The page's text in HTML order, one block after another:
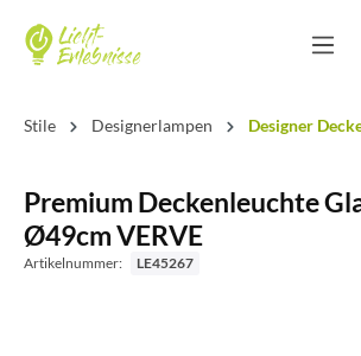
Stile Designerlampen Designer
Premium Deckenleuchte
Ø49cm VERVE
Artikelnummer: LE45267